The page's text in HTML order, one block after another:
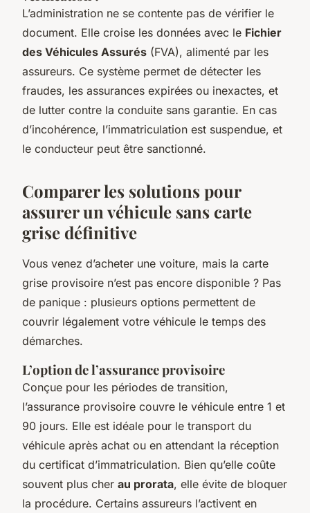
L’administration ne se contente pas de vérifier le
document. Elle croise les données avec le Fichier
des Véhicules Assurés (FVA), alimenté par les
assureurs. Ce système permet de détecter les
fraudes, les assurances expirées ou inexactes, et
de lutter contre la conduite sans garantie. En cas
d’incohérence, l’immatriculation est suspendue, et
le conducteur peut être sanctionné.
Comparer les solutions pour
assurer un véhicule sans carte
grise définitive
Vous venez d’acheter une voiture, mais la carte
grise provisoire n’est pas encore disponible ? Pas
de panique : plusieurs options permettent de
couvrir légalement votre véhicule le temps des
démarches.
L’option de l’assurance provisoire
Conçue pour les périodes de transition,
l’assurance provisoire couvre le véhicule entre 1 et
90 jours. Elle est idéale pour le transport du
véhicule après achat ou en attendant la réception
du certificat d’immatriculation. Bien qu’elle coûte
souvent plus cher au prorata, elle évite de bloquer
la procédure. Certains assureurs l’activent en